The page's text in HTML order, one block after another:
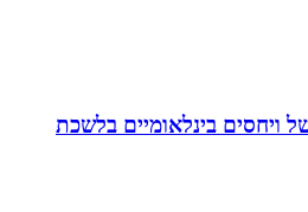
בינלאומיים בלשכת